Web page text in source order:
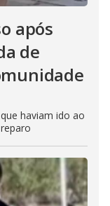
após
de
haviam ido ao